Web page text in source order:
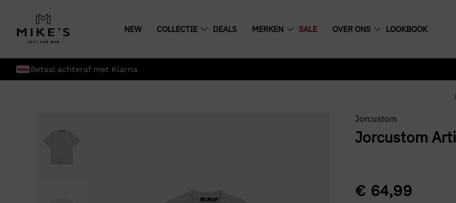
NEW COLLECTIE DEALS MERKEN SALE OVER ONS LOOKBOOK
Betaal achteraf met Klarna
Jorcustom
Jorcustom
€64,99